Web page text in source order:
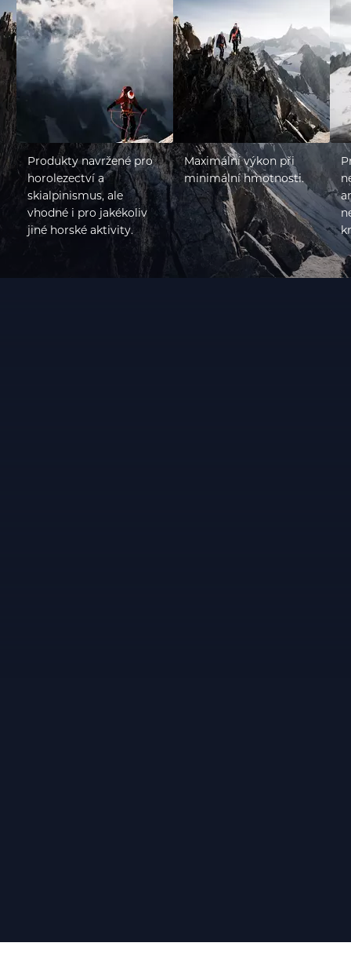
Produkty navržené pro
horolezectví a
skialpinismus, ale
vhodné i pro jakékoliv
jiné horské aktivity.
Maximální výkon při
minimální hmotnosti.